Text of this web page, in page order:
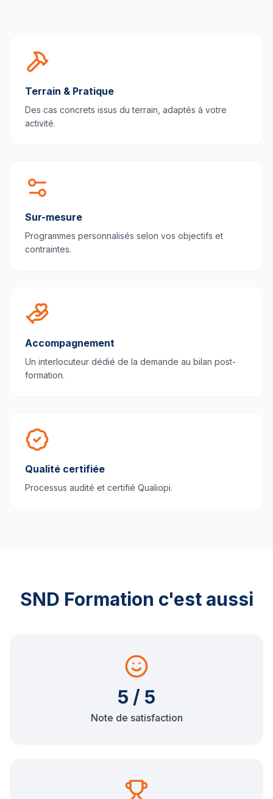
Terrain & Pratique
Des cas concrets issus du terrain, adaptés à votre
activité.
Sur-mesure
Programmes personnalisés selon vos objectifs et
contraintes.
Accompagnement
Un interlocuteur dédié de la demande au bilan post-
formation.
Qualité certifiée
Processus audité et certifié Qualiopi.
SND Formation c'est aussi
5 / 5
Note de satisfaction